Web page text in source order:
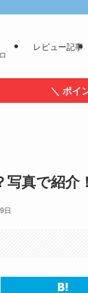
レビュー記事
＼ ポイ
真で紹介！
日